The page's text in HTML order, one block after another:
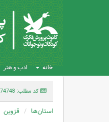
خانه ادب و هنر
کد مطلب: 374748
استان‌ها قزوین